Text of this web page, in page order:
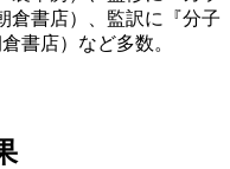
書店）、監訳に『分子
書店）など多数。